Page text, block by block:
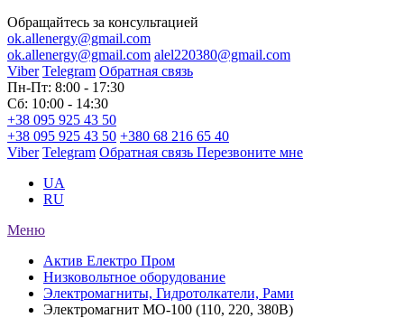
Обращайтесь за консультацией
ok.allenergy@gmail.com
ok.allenergy@gmail.com alel220380@gmail.com
Viber Telegram Обратная связь
Пн-Пт: 8:00 - 17:30
Сб: 10:00 - 14:30
+38 095 925 43 50
+38 095 925 43 50 +380 68 216 65 40
Viber Telegram Обратная связь Перезвоните мне
UA
RU
Меню
Актив Електро Пром
Низковольтное оборудование
Электромагниты, Гидротолкатели, Рами
Электромагнит МО-100 (110, 220, 380В)